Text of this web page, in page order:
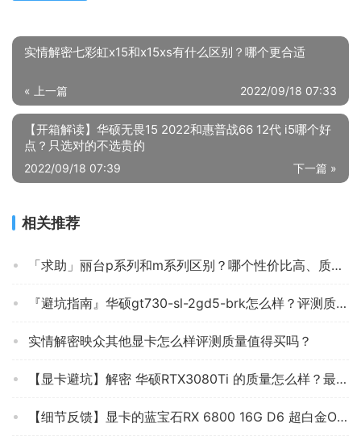
实情解密七彩虹x15和x15xs有什么区别？哪个更合适
« 上一篇 2022/09/18 07:33
【开箱解读】华硕无畏15 2022和惠普战66 12代 i5哪个好
点？只选对的不选贵的
下一篇 »
2022/09/18 07:39
相关推荐
「求助」丽台p系列和m系列区别？哪个性价比高、质量更好
『避坑指南』华硕gt730-sl-2gd5-brk怎么样？评测质量好不好
实情解密映众其他显卡怎么样评测质量值得买吗？
【显卡避坑】解密 华硕RTX3080Ti 的质量怎么样？最真实的图文评测分享！
【细节反馈】显卡的蓝宝石RX 6800 16G D6 超白金OC对比蓝宝石RX 6800 16G D6 超白金OC哪个质量更好呢？优缺点分析测评